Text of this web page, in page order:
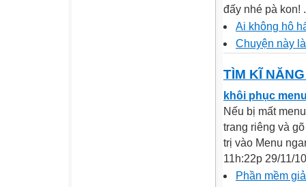
đấy nhé pà kon!
Ai không hô
Chuyện này
TÌM KĨ
khôi phục
Nếu bị mất
trang riêng và
trị vào Menu
11h:22p 29/11/
Phần mềm